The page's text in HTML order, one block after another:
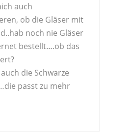
auch
ob die Gläser mit
noch nie Gläser
bestellt….ob das
die Schwarze
passt zu mehr